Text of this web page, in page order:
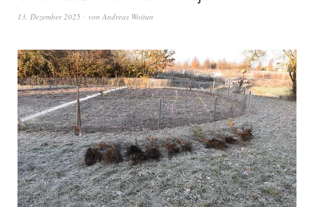
13. Dezember 2025 von Andreas Woitun